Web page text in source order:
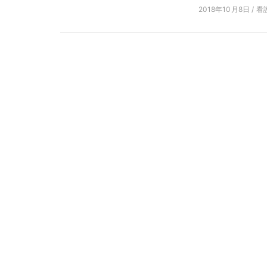
2018年10月8日 / 看